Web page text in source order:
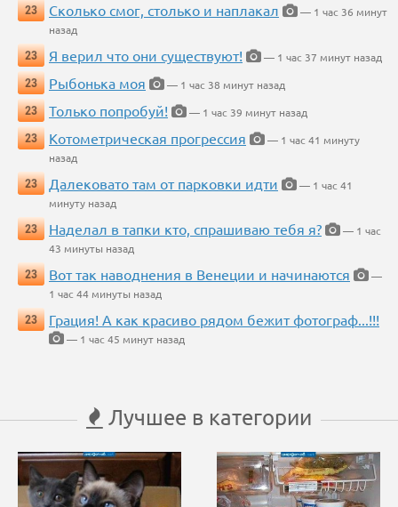
23
Сколько смог, столько и наплакал
— 1 час 36 минут
назад
23
Я верил что они существуют!
— 1 час 37 минут назад
23
Рыбонька моя
— 1 час 38 минут назад
23
Только попробуй!
— 1 час 39 минут назад
23
Котометрическая прогрессия
— 1 час 41 минуту
назад
23
Далековато там от парковки идти
— 1 час 41
минуту назад
23
Наделал в тапки кто, спрашиваю тебя я?
— 1 час
43 минуты назад
23
Вот так наводнения в Венеции и начинаются
—
1 час 44 минуты назад
23
Грация! А как красиво рядом бежит фотограф...!!!
— 1 час 45 минут назад
Лучшее в категории